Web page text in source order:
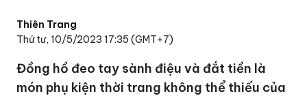
Thiên Trang
Thứ tư, 10/5/2023 17:35 (GMT+7)
Đồng hồ đeo tay sành điệu và đắt tiền là
món phụ kiện thời trang không thể thiếu của